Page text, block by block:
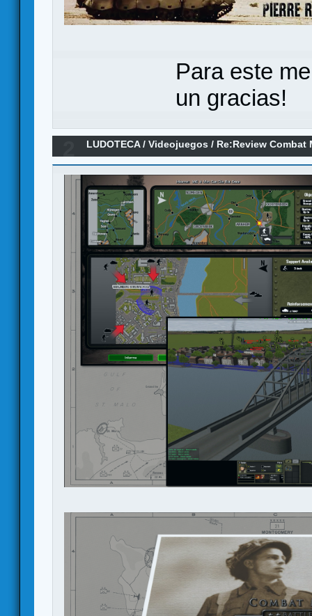
Para este
un gracias!
LUDOTECA/Videojuegos / Re:Review
dlc's